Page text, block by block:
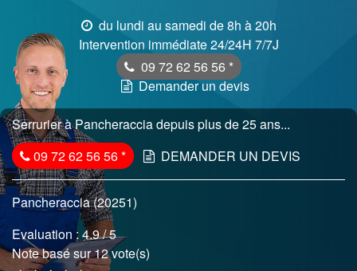
du lundi au samedi de 8h à 20h
Intervention immédiate 24/24H 7/7J
09 72 62 56 56 *
Demander un devis
Serrurier à Pancheraccia depuis plus de 25 ans...
09 72 62 56 56* DEMANDER UN DEVIS
Pancheraccia (20251)
Evaluation :4.9/ 5
Note basé sur 12 vote(s)